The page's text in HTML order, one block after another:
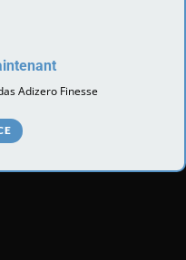
Adizero Finesse